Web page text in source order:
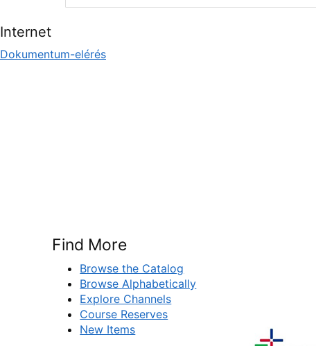
Internet
Dokumentum-elérés
Find More
Browse the Catalog
Browse Alphabetically
Explore Channels
Course Reserves
New Items